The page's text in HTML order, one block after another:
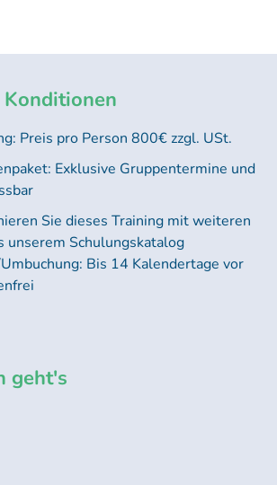
Preis pro Person 800€ zzgl. USt.
Exklusive Gruppentermine und
Sie dieses Training mit weiteren
unserem Schulungskatalog
Bis 14 Kalendertage vor
geht's